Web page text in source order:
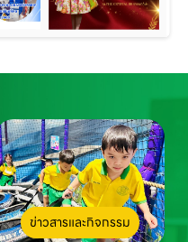
ข่าวสารและกิจกรรม